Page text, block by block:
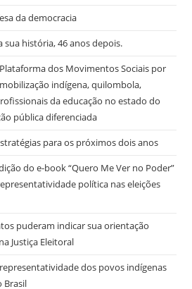
da democracia
sua história, 46 anos depois.
dos Movimentos Sociais por
indígena, quilombola,
da educação no estado do
pública diferenciada
para os próximos dois anos
do e-book “Quero Me Ver no Poder”
política nas eleições
puderam indicar sua orientação
Justiça Eleitoral
dos povos indígenas
Brasil